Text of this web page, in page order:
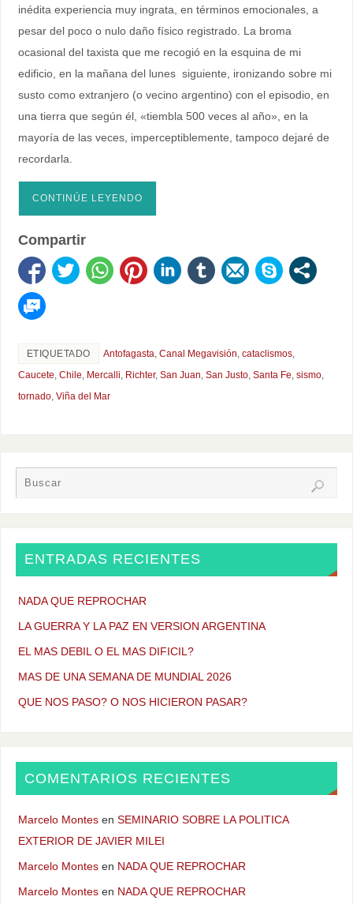
inédita experiencia muy ingrata, en términos emocionales, a
pesar del poco o nulo daño físico registrado. La broma
ocasional del taxista que me recogió en la esquina de mi
edificio, en la mañana del lunes siguiente, ironizando sobre mi
susto como extranjero (o vecino argentino) con el episodio, en
una tierra que según él, «tiembla 500 veces al año», en la
mayoría de las veces, imperceptiblemente, tampoco dejaré de
recordarla.
CONTINÚE LEYENDO
Compartir
ETIQUETADO Antofagasta, Canal Megavisión, cataclismos,
Caucete, Chile, Mercalli, Richter, San Juan, San Justo, Santa Fe, sismo,
tornado, Viña del Mar
ENTRADAS RECIENTES
NADA QUE REPROCHAR
LA GUERRA Y LA PAZ EN VERSION ARGENTINA
EL MAS DEBIL O EL MAS DIFICIL?
MAS DE UNA SEMANA DE MUNDIAL 2026
QUE NOS PASO? O NOS HICIERON PASAR?
COMENTARIOS RECIENTES
Marcelo Montesen SEMINARIO SOBRE LA POLITICA
EXTERIOR DE JAVIER MILEI
Marcelo Montesen NADA QUE REPROCHAR
Marcelo Montesen NADA QUE REPROCHAR